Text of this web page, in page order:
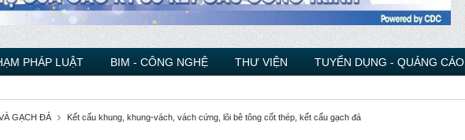
PHÁP LUẬT BIM - CÔNG NGHỆ THƯ VIỆN TUYỂN DỤNG - QUẢNG CÁO
GẠCH ĐÁ Kết cấu khung, khung-vách, vách cứng, lõi bê tông cốt thép, kết cấu gạch đá